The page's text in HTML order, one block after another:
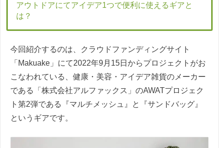
アウトドアにてアイデア1つで便利に使えるギアと
は？
今回紹介するのは、クラウドファンディングサイト
「Makuake」にて2022年9月15日からプロジェクトがお
こなわれている、健康・美容・アイデア雑貨のメーカー
である「株式会社アルファックス」のAWATプロジェク
ト第2弾である『マルチメッシュ』と『サンドバッグ』
というギアです。